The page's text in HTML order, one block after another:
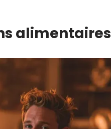
alimentaires